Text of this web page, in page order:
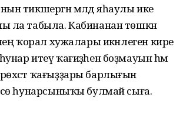
тикшергән мәлдә яһаулы ике
ла табыла. Кабинанан төшкән
ҡорал хужалары икәнлеген кире
итеү ҡағиҙәһен боҙмауын һәм
ҡағыҙҙары барлығын
һунарсыныҡы булмай сыға.